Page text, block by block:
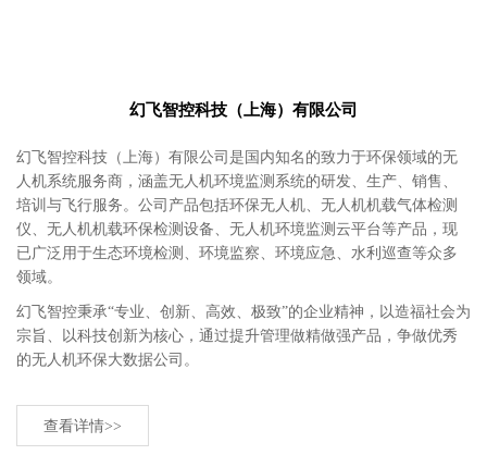
幻飞智控科技（上海）有限公司
幻飞智控科技（上海）有限公司是国内知名的致力于环保领域的无
人机系统服务商，涵盖无人机环境监测系统的研发、生产、销售、
培训与飞行服务。公司产品包括环保无人机、无人机机载气体检测
仪、无人机机载环保检测设备、无人机环境监测云平台等产品，现
已广泛用于生态环境检测、环境监察、环境应急、水利巡查等众多
领域。
幻飞智控秉承“专业、创新、高效、极致”的企业精神，以造福社会为
宗旨、以科技创新为核心，通过提升管理做精做强产品，争做优秀
的无人机环保大数据公司。
查看详情>>